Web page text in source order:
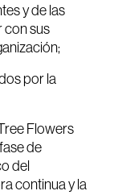
y de las
con sus
por la
Flowers
de
del
continua y la